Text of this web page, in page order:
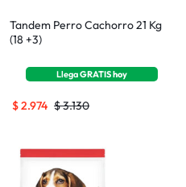
Tandem Perro Cachorro 21 Kg
(18 +3)
LlegaGRATIShoy
$3.130
$2.974